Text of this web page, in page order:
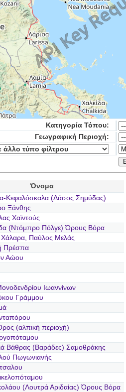
Κατηγορία Τόπου:
Γεωγραφική Περιοχή:
Όνομα
Κεφαλόσκαλα (Δάσος Σημύδας)
Ξάνθης
Χαϊντούς
(Ντόμπρο Πόλγε) Όρους Βόρα
Χάλαρα, Παύλος Μελάς
Πρέσπα
Αώου
Ιωαννίνων
Γράμμου
(αλπική περιοχή)
Βάθρας (Βαράδες) Σαμοθράκης
Πωγωνιανής
(Λουτρά Αριδαίας) Όρους Βόρα